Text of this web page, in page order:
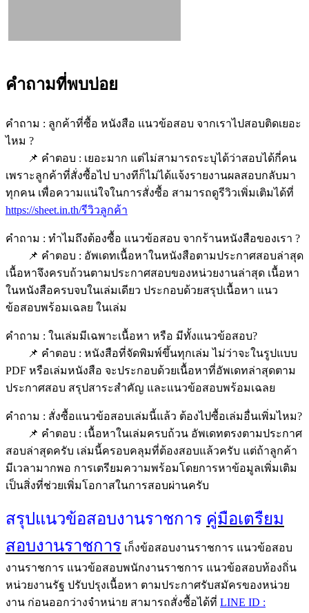
คำถามที่พบบ่อย
คำถาม : ลูกค้าที่ซื้อ หนังสือ แนวข้อสอบ จากเราไปสอบติดเยอะ
ไหม ?
📌 คำตอบ : เยอะมาก แต่ไม่สามารถระบุได้ว่าสอบได้กี่คน
เพราะลูกค้าที่สั่งซื้อไป บางทีก็ไม่ได้แจ้งรายงานผลสอบกลับมา
ทุกคน เพื่อความแน่ใจในการสั่งซื้อ สามารถดูรีวิวเพิ่มเติมได้ที่
https://sheet.in.th/รีวิวลูกค้า
คำถาม : ทำไมถึงต้องซื้อ แนวข้อสอบ จากร้านหนังสือของเรา ?
📌 คำตอบ : อัพเดทเนื้อหาในหนังสือตามประกาศสอบล่าสุด
เนื้อหาจึงครบถ้วนตามประกาศสอบของหน่วยงานล่าสุด เนื้อหา
ในหนังสือครบจบในเล่มเดียว ประกอบด้วยสรุปเนื้อหา แนว
ข้อสอบพร้อมเฉลย ในเล่ม
คำถาม : ในเล่มมีเฉพาะเนื้อหา หรือ มีทั้งแนวข้อสอบ?
📌 คำตอบ : หนังสือที่จัดพิมพ์ขึ้นทุกเล่ม ไม่ว่าจะในรูปแบบ
PDF หรือเล่มหนังสือ จะประกอบด้วยเนื้อหาที่อัพเดทล่าสุดตาม
ประกาศสอบ สรุปสาระสำคัญ และแนวข้อสอบพร้อมเฉลย
คำถาม : สั่งซื้อแนวข้อสอบเล่มนี้แล้ว ต้องไปซื้อเล่มอื่นเพิ่มไหม?
📌 คำตอบ : เนื้อหาในเล่มครบถ้วน อัพเดทตรงตามประกาศ
สอบล่าสุดครับ เล่มนี้ครอบคลุมที่ต้องสอบแล้วครับ แต่ถ้าลูกค้า
มีเวลามากพอ การเตรียมความพร้อมโดยการหาข้อมูลเพิ่มเติม
เป็นสิ่งที่ช่วยเพิ่มโอกาสในการสอบผ่านครับ
สรุปแนวข้อสอบงานราชการ คู่มือเตรืยม
สอบงานราชการ เก็งข้อสอบงานราชการ แนวข้อสอบ
งานราชการ แนวข้อสอบพนักงานราชการ แนวข้อสอบท้องถิ่น
หน่วยงานรัฐ ปรับปรุงเนื้อหา ตามประกาศรับสมัครของหน่วย
งาน ก่อนออกว่างจำหน่าย สามารถสั่งซื้อได้ที่ LINE ID :